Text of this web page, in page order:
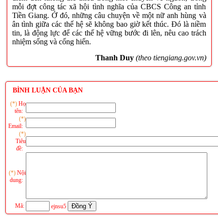
mỗi đợt công tác xã hội tình nghĩa của CBCS Công an tỉnh
Tiền Giang. Ở đó, những câu chuyện về một nữ anh hùng và
ân tình giữa các thế hệ sẽ không bao giờ kết thúc. Đó là niềm
tin, là động lực để các thế hệ vững bước đi lên, nêu cao trách
nhiệm sống và cống hiến.
Thanh Duy (theo tiengiang.gov.vn)
BÌNH LUẬN CỦA BẠN
(*) Họ
tên:
(*)
Email:
(*)
Tiêu
đề:
(*) Nội
dung:
Mã: ejnsu5